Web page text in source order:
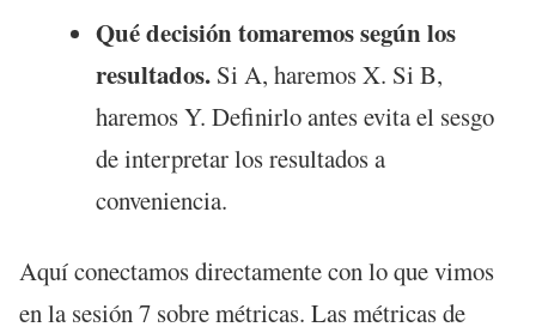
Qué decisión tomaremos según los
resultados. Si A, haremos X. Si B,
haremos Y. Definirlo antes evita el sesgo
de interpretar los resultados a
conveniencia.
Aquí conectamos directamente con lo que vimos
en la sesión 7 sobre métricas. Las métricas de